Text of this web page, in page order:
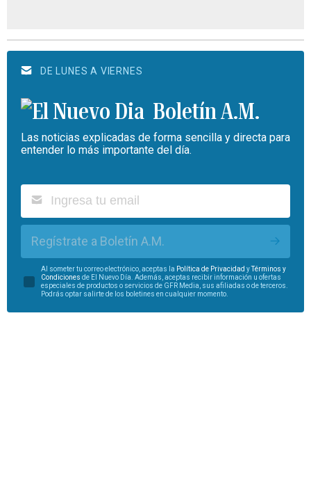
DE LUNES A VIERNES
Boletín A.M.
Las noticias explicadas de forma sencilla y directa para
entender lo más importante del día.
Regístrate a Boletín A.M.
Al someter tu correo electrónico, aceptas la Política de Privacidad yTérminos y
Condiciones de El Nuevo Día. Además, aceptas recibir información u ofertas
especiales de productos o servicios de GFR Media, sus afiliadas o de terceros.
Podrás optar salirte de los boletines en cualquier momento.